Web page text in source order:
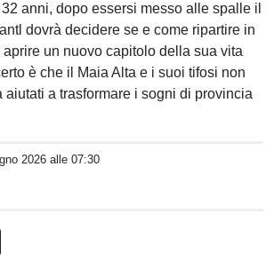
anni, dopo essersi messo alle spalle il
dovrà decidere se e come ripartire in
un nuovo capitolo della sua vita
è che il Maia Alta e i suoi tifosi non
a trasformare i sogni di provincia
2026 alle 07:30